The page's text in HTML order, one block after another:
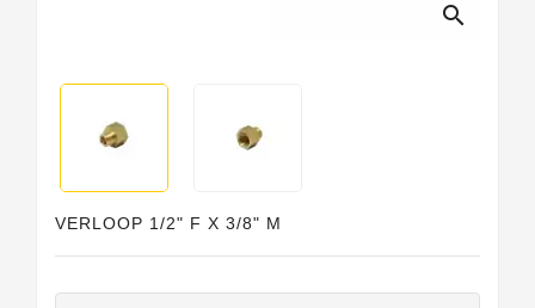
search
VERLOOP 1/2" F X 3/8" M